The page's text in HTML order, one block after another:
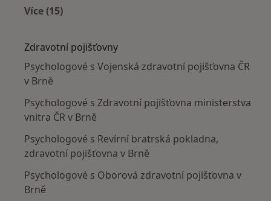
Více (15)
Zdravotní pojišťovny
Psychologové s Vojenská zdravotní pojišťovna ČR
v Brně
Psychologové s Zdravotní pojišťovna ministerstva
vnitra ČR v Brně
Psychologové s Revírní bratrská pokladna,
zdravotní pojišťovna v Brně
Psychologové s Oborová zdravotní pojišťovna v
Brně